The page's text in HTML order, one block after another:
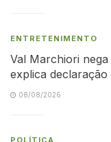
ENTRETENIMENTO
Val Marchiori
explica declaração
08/08/2026
POLÍTICA